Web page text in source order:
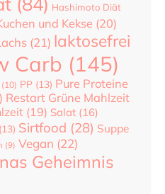
Hashimoto Diät
und Kekse (20)
(21) laktosefrei
Carb (145)
(10) PP (13) Pure Proteine
Restart Grüne Mahlzeit
(19) Salat (16)
(13) Sirtfood (28) Suppe
(9) Vegan (22)
Geheimnis